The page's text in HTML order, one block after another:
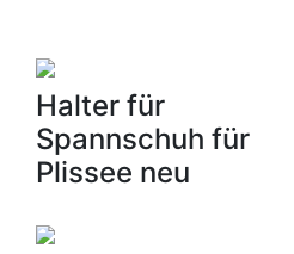
Halter für
Spannschuh für
Plissee neu